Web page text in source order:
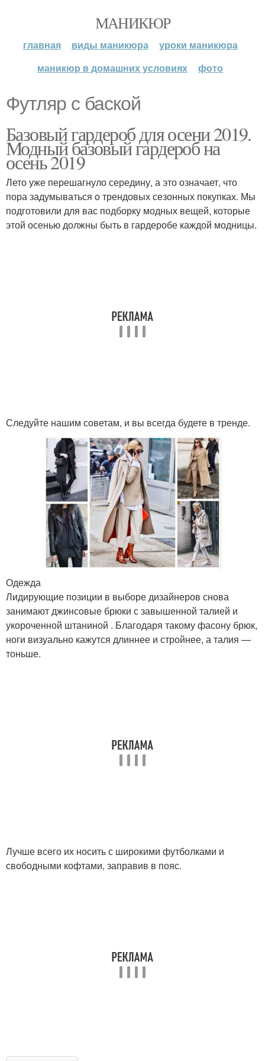
МАНИКЮР
главная виды маникюра
уроки маникюра
маникюр в домашних условиях
фото
Футляр с баской
Базовый гардероб для осени 2019.
Модный базовый гардероб на
осень 2019
Лето уже перешагнуло середину, а это означает, что
пора задумываться о трендовых сезонных покупках. Мы
подготовили для вас подборку модных вещей, которые
этой осенью должны быть в гардеробе каждой модницы.
Следуйте нашим советам, и вы всегда будете в тренде.
Одежда
Лидирующие позиции в выборе дизайнеров снова
занимают джинсовые брюки с завышенной талией и
укороченной штаниной . Благодаря такому фасону брюк,
ноги визуально кажутся длиннее и стройнее, а талия —
тоньше.
Лучше всего их носить с широкими футболками и
свободными кофтами, заправив в пояс.